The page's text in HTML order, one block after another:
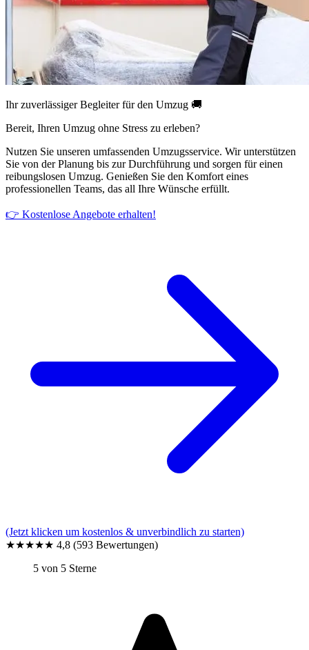
Ihr zuverlässiger Begleiter für den Umzug 🚚
Bereit, Ihren Umzug ohne Stress zu erleben?
Nutzen Sie unseren umfassenden Umzugsservice. Wir unterstützen
Sie von der Planung bis zur Durchführung und sorgen für einen
reibungslosen Umzug. Genießen Sie den Komfort eines
professionellen Teams, das all Ihre Wünsche erfüllt.
👉 Kostenlose Angebote erhalten!
(Jetzt klicken um kostenlos & unverbindlich zu starten)
★★★★★ 4,8 (593 Bewertungen)
5 von 5 Sterne